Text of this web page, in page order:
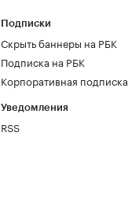
Подписки
Скрыть баннеры на РБК
Подписка на РБК
Корпоративная подписка
Уведомления
RSS